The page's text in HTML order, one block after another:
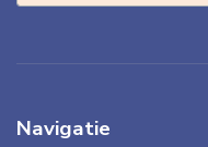
Navigatie